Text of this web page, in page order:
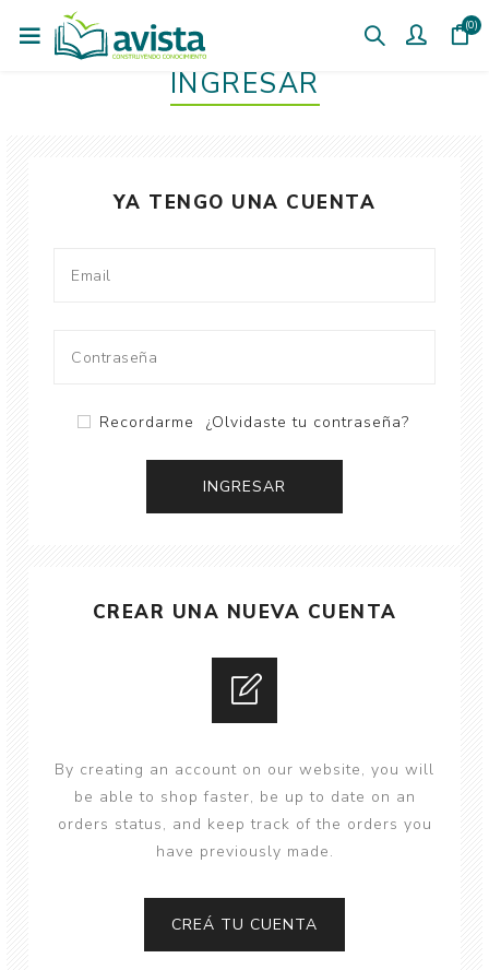
(0)
INGRESAR
YA TENGO UNA CUENTA
Recordarme ¿Olvidaste tu contraseña?
CREAR UNA NUEVA CUENTA
By creating an account on our website, you will
be able to shop faster, be up to date on an
orders status, and keep track of the orders you
have previously made.